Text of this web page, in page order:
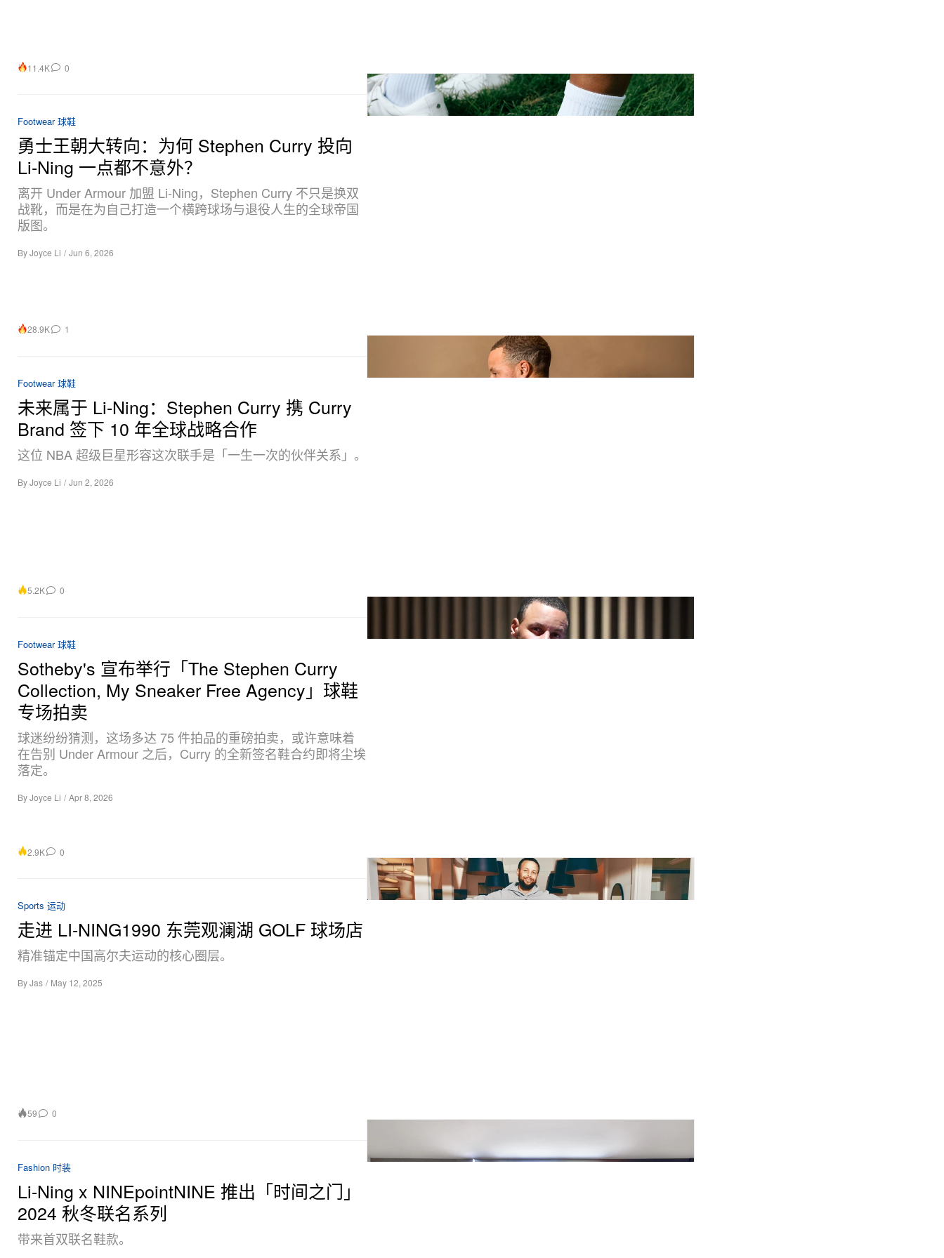
11.4K 0
Footwear 球鞋
勇士王朝大转向：为何 Stephen Curry 投向
Li‑Ning 一点都不意外？
离开 Under Armour 加盟 Li-Ning，Stephen Curry 不只是换双
战靴，而是在为自己打造一个横跨球场与退役人生的全球帝国
版图。
ByJoyce Li / Jun 6, 2026
28.9K 1
Footwear 球鞋
未来属于 Li-Ning：Stephen Curry 携 Curry
Brand 签下 10 年全球战略合作
这位 NBA 超级巨星形容这次联手是「一生一次的伙伴关系」。
ByJoyce Li / Jun 2, 2026
5.2K 0
Footwear 球鞋
Sotheby's 宣布举行「The Stephen Curry
Collection, My Sneaker Free Agency」球鞋
专场拍卖
球迷纷纷猜测，这场多达 75 件拍品的重磅拍卖，或许意味着
在告别 Under Armour 之后，Curry 的全新签名鞋合约即将尘埃
落定。
ByJoyce Li / Apr 8, 2026
2.9K 0
Sports 运动
走进 LI-NING1990 东莞观澜湖 GOLF 球场店
精准锚定中国高尔夫运动的核心圈层。
ByJas / May 12, 2025
59 0
Fashion 时装
Li-Ning x NINEpointNINE 推出「时间之门」
2024 秋冬联名系列
带来首双联名鞋款。